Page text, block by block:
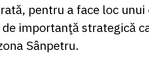
pentru a face loc
importanţă strategică
Sânpetru.